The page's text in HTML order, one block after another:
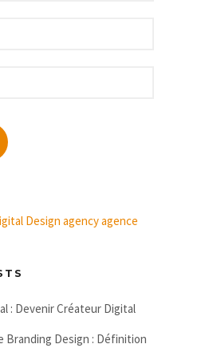
: Devenir Créateur Digital
Branding Design : Définition